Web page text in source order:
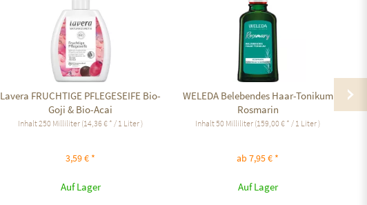
Lavera FRUCHTIGE PFLEGESEIFE Bio-
Goji & Bio-Acai
Inhalt250 Milliliter (14,36 € * / 1 Liter )
3,59 € *
Auf Lager
WELEDA Belebendes Haar-Tonikum
Rosmarin
Inhalt50 Milliliter (159,00 € * / 1 Liter )
ab 7,95 € *
Auf Lager